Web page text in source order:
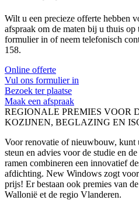
Wilt u een precieze offerte hebben
afspraak om de maten bij u thuis
formulier in of neem telefonisch
158.
Online offerte
Vul ons formulier in
Bezoek ter plaatse
Maak een afspraak
REGIONALE PREMIES VOOR
KOZIJNEN, BEGLAZING EN
Voor renovatie of nieuwbouw, kunt
steun en advies voor de studie en
ramen combineren een innovatief
afdichting. New Windows zogt
prijs! Er bestaan ook premies van
Wallonië et de regio Vlanderen.